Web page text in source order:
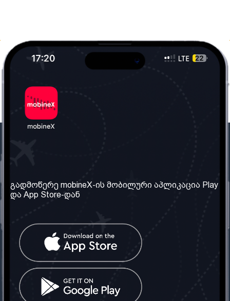
ჩვენ შესახებ
ჩვენი სერვისები
წესები და პირობები
კითხვები
კონტაქტი
საქართველო: თბილისი
ტელ: 032 2 04 00 50
სოციალური ქსელი
გადმოწერე mobineX-ის მობილური აპლიკაცია Play
და App Store-დან